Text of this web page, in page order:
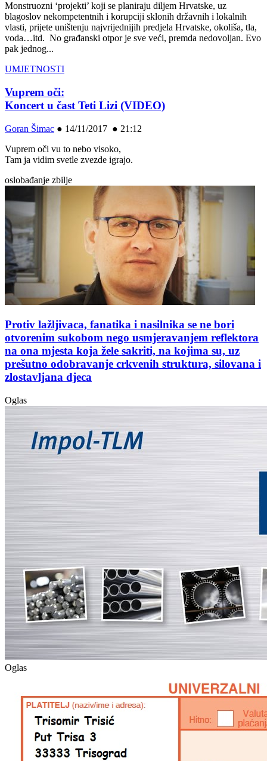
Monstruozni ‘projekti’ koji se planiraju diljem Hrvatske, uz
blagoslov nekompetentnih i korupciji sklonih državnih i lokalnih
vlasti, prijete uništenju najvrijednijih predjela Hrvatske, okoliša, tla,
voda…itd. No građanski otpor je sve veći, premda nedovoljan. Evo
pak jednog...
UMJETNOSTI
Vuprem oči:
Koncert u čast Teti Lizi (VIDEO)
Goran Šimac ● 14/11/2017 ● 21:12
Vuprem oči vu to nebo visoko,
Tam ja vidim svetle zvezde igrajo.
oslobađanje zbilje
Protiv lažljivaca, fanatika i nasilnika se ne bori
otvorenim sukobom nego usmjeravanjem reflektora
na ona mjesta koja žele sakriti, na kojima su, uz
prešutno odobravanje crkvenih struktura, silovana i
zlostavljana djeca
Oglas
Oglas